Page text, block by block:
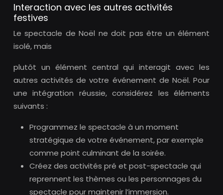
Interaction avec les autres activités
festives
Le spectacle de Noël ne doit pas être un élément
isolé, mais
plutôt un élément central qui interagit avec les
autres activités de votre événement de Noël. Pour
une intégration réussie, considérez les éléments
suivants :
Programmez le spectacle à un moment
stratégique de votre événement, par exemple
comme point culminant de la soirée.
Créez des activités pré et post-spectacle qui
reprennent les thèmes ou les personnages du
spectacle pour maintenir l’immersion.